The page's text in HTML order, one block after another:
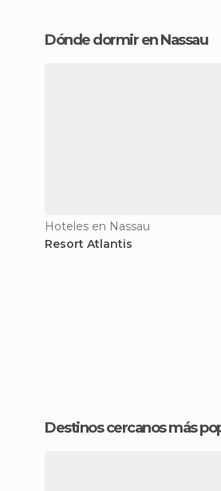
Dónde dormir en Nassau
Hoteles en Nassau
Resort Atlantis
Destinos cercanos más